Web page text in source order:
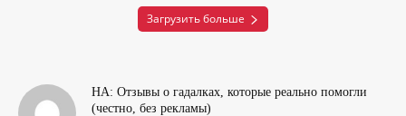
Загрузить больше
НА: Отзывы о гадалках, которые реально помогли
(честно, без рекламы)